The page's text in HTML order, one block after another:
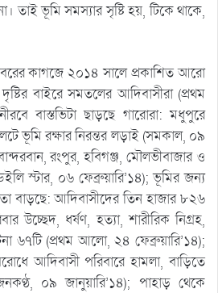
তাই ভূমি সমস্যার সৃষ্টি হয়, টিকে থাকে,
কাগজে ২০১৪ সালে প্রকাশিত আরো
বাইরে সমতলের আদিবাসীরা (প্রথম
বাস্তভিটা ছাড়ছে গারোরা: মধুপুরে
ভূমি রক্ষার নিরন্তর লড়াই (সমকাল, ০৯
রংপুর, হবিগঞ্জ, মৌলভীবাজার ও
স্টার, ০৬ ফেব্রুয়ারি’১৪); ভূমির জন্য
বাড়ছে: আদিবাসীদের তিন হাজার ৮২৬
উচ্ছেদ, ধর্ষণ, হত্যা, শারীরিক নিগ্রহ,
৬৭টি (প্রথম আলো, ২৪ ফেব্রুয়ারি’১৪);
আদিবাসী পরিবারে হামলা, বাড়িতে
০৯ জানুয়ারি’১৪); পাহাড় থেকে